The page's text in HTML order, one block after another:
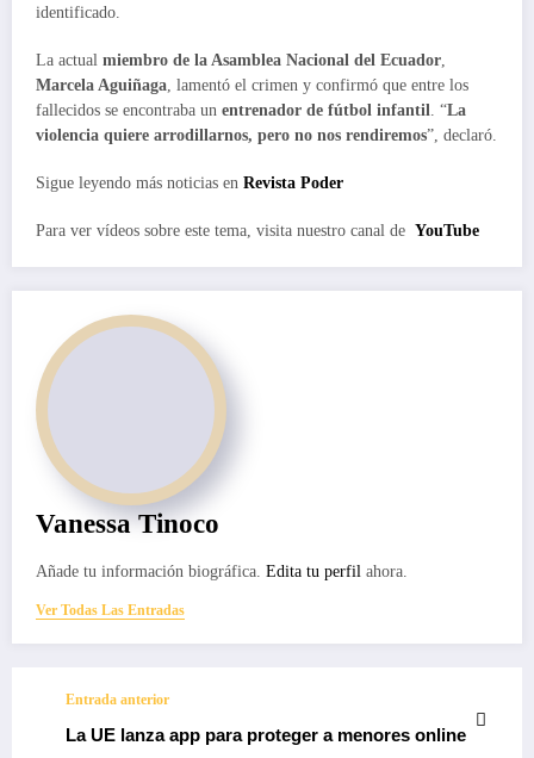
identificado.
La actual miembro de la Asamblea Nacional del Ecuador,
Marcela Aguiñaga, lamentó el crimen y confirmó que entre los
fallecidos se encontraba un entrenador de fútbol infantil. “La
violencia quiere arrodillarnos, pero no nos rendiremos”, declaró.
Sigue leyendo más noticias en Revista Poder
Para ver vídeos sobre este tema, visita nuestro canal de YouTube
Vanessa Tinoco
Añade tu información biográfica. Edita tu perfil ahora.
Ver Todas Las Entradas
Entrada anterior
La UE lanza app para proteger a menores online